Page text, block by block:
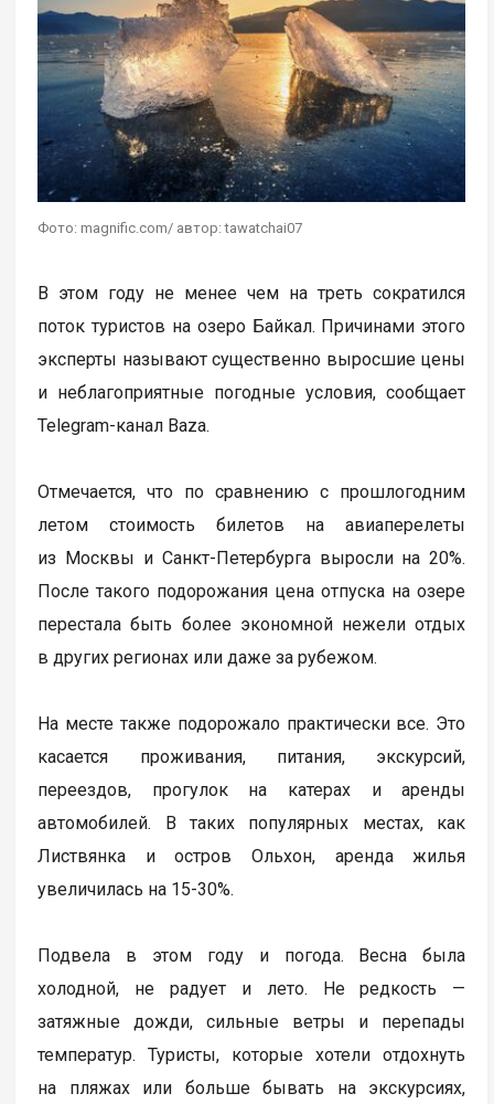
Фото: magnific.com/ автор: tawatchai07
В этом году не менее чем на треть сократился
поток туристов на озеро Байкал. Причинами этого
эксперты называют существенно выросшие цены
и неблагоприятные погодные условия, сообщает
Telegram-канал Baza.
Отмечается, что по сравнению с прошлогодним
летом стоимость билетов на авиаперелеты
из Москвы и Санкт-Петербурга выросли на 20%.
После такого подорожания цена отпуска на озере
перестала быть более экономной нежели отдых
в других регионах или даже за рубежом.
На месте также подорожало практически все. Это
касается проживания, питания, экскурсий,
переездов, прогулок на катерах и аренды
автомобилей. В таких популярных местах, как
Листвянка и остров Ольхон, аренда жилья
увеличилась на 15-30%.
Подвела в этом году и погода. Весна была
холодной, не радует и лето. Не редкость —
затяжные дожди, сильные ветры и перепады
температур. Туристы, которые хотели отдохнуть
на пляжах или больше бывать на экскурсиях,